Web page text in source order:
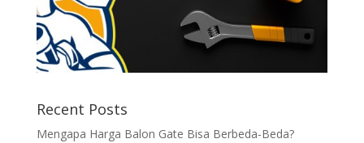
Recent Posts
Mengapa Harga Balon Gate Bisa Berbeda-Beda?